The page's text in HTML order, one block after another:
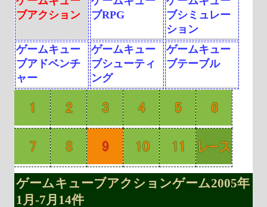
ブアクション
ブRPG
ブシミュレー
ション
ゲームキュー
ブアドベンチ
ャー
ゲームキュー
ブシューティ
ング
ゲームキュー
ブテーブル
ゲームキューブアクションゲーム2005年
1月-7月14件